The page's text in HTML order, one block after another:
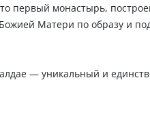
первый монастырь,
Матери по образу и
— уникальный и